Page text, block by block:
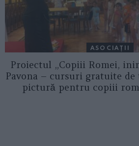
ASOCIAŢII
Proiectul „Copiii Romei,
Pavona – cursuri gratuite
pictură pentru copiii